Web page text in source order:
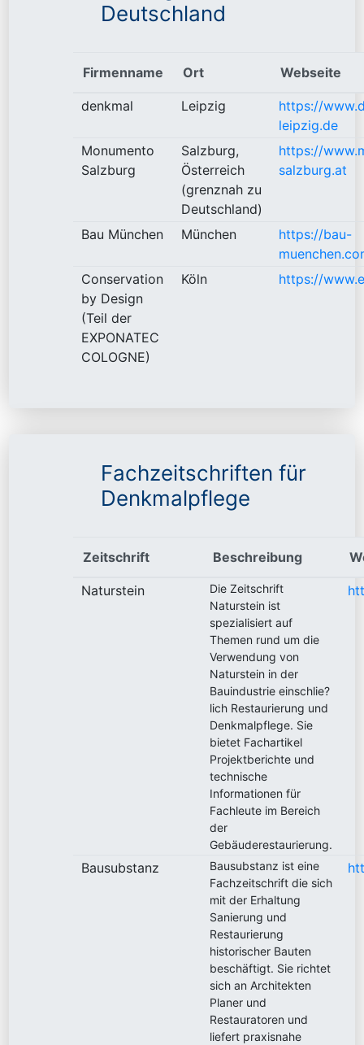
Deutschland
Firmenname Ort Webseite
denkmal Leipzig
https://
leipzig.de
Monumento
Salzburg
Salzburg,
Österreich
(grenznah zu
Deutschland)
https://
salzburg.at
Bau München München
https://bau-
Conservation
by Design
(Teil der
EXPONATEC
COLOGNE)
Köln https://
Fachzeitschriften für
Denkmalpflege
Zeitschrift Beschreibung
Naturstein
Die Zeitschrift
Naturstein ist
spezialisiert auf
Themen rund um die
Verwendung von
Naturstein in der
Bauindustrie einschlie?
lich Restaurierung und
Denkmalpflege. Sie
bietet Fachartikel
Projektberichte und
technische
Informationen für
Fachleute im Bereich
der
Gebäuderestaurierung.
Bausubstanz
Bausubstanz ist eine
Fachzeitschrift die sich
mit der Erhaltung
Sanierung und
Restaurierung
historischer Bauten
beschäftigt. Sie richtet
sich an Architekten
Planer und
Restauratoren und
liefert praxisnahe